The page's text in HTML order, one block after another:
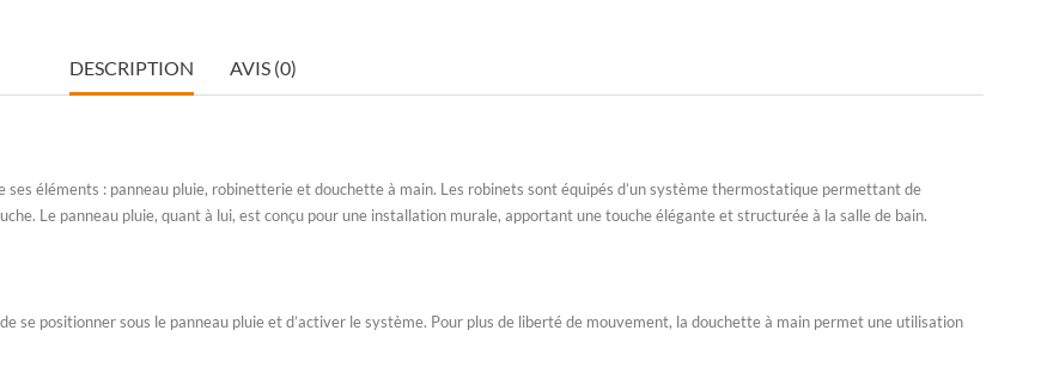
DESCRIPTION AVIS (0)
ses éléments : panneau pluie, robinetterie et douchette à main. Les robinets sont équipés d’unsystème thermostatique permettant de
Le panneau pluie, quant à lui, est conçu pour une installation murale, apportant une touche élégante et structurée à la salle de bain.
se positionner sous le panneau pluieet d’activer le système. Pour plus de liberté de mouvement, la douchette à main permet une utilisation